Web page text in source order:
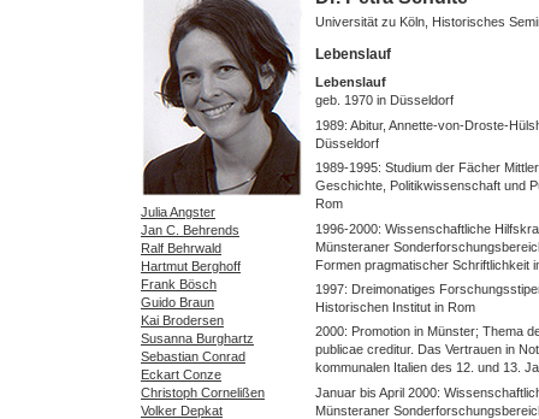
Julia Angster
Jan C. Behrends
Ralf Behrwald
Hartmut Berghoff
Frank Bösch
Guido Braun
Kai Brodersen
Susanna Burghartz
Sebastian Conrad
Eckart Conze
Christoph Cornelißen
Volker Depkat
Universität zu Köln, Historisches
Lebenslauf
Lebenslauf
geb. 1970 in Düsseldorf
1989: Abitur, Annette-von-Droste-
Düsseldorf
1989-1995: Studium der Fächer
Geschichte, Politikwissenschaft und
Rom
1996-2000: Wissenschaftliche
Münsteraner
Formen pragmatischer Schriftlichkeit
1997: Dreimonatiges
Historischen Institut in Rom
2000: Promotion in Münster; Thema
publicae creditur. Das Vertrauen in
kommunalen Italien des 12. und 13.
Januar bis April 2000:
Münsteraner